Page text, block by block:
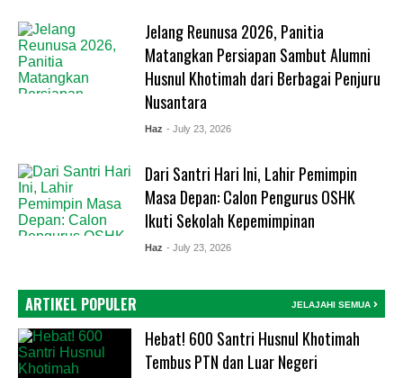
Jelang Reunusa 2026, Panitia
Matangkan Persiapan Sambut Alumni
Husnul Khotimah dari Berbagai Penjuru
Nusantara
Haz - July 23, 2026
Dari Santri Hari Ini, Lahir Pemimpin
Masa Depan: Calon Pengurus OSHK
Ikuti Sekolah Kepemimpinan
Haz - July 23, 2026
ARTIKEL POPULER JELAJAHI SEMUA
Hebat! 600 Santri Husnul Khotimah
Tembus PTN dan Luar Negeri